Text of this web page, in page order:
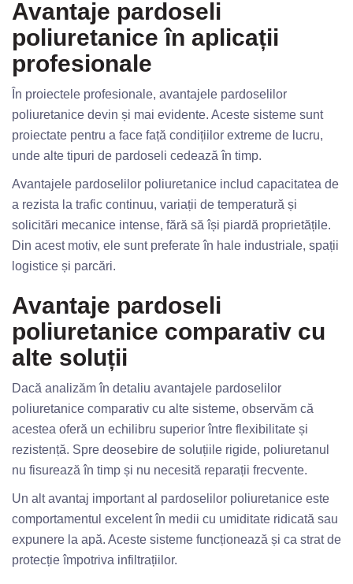
Avantaje pardoseli
poliuretanice în aplicații
profesionale
În proiectele profesionale, avantajele pardoselilor
poliuretanice devin și mai evidente. Aceste sisteme sunt
proiectate pentru a face față condițiilor extreme de lucru,
unde alte tipuri de pardoseli cedează în timp.
Avantajele pardoselilor poliuretanice includ capacitatea de
a rezista la trafic continuu, variații de temperatură și
solicitări mecanice intense, fără să își piardă proprietățile.
Din acest motiv, ele sunt preferate în hale industriale, spații
logistice și parcări.
Avantaje pardoseli
poliuretanice comparativ cu
alte soluții
Dacă analizăm în detaliu avantajele pardoselilor
poliuretanice comparativ cu alte sisteme, observăm că
acestea oferă un echilibru superior între flexibilitate și
rezistență. Spre deosebire de soluțiile rigide, poliuretanul
nu fisurează în timp și nu necesită reparații frecvente.
Un alt avantaj important al pardoselilor poliuretanice este
comportamentul excelent în medii cu umiditate ridicată sau
expunere la apă. Aceste sisteme funcționează și ca strat de
protecție împotriva infiltrațiilor.